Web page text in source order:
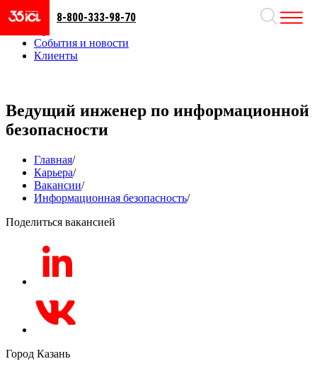
Направления
События и новости
Клиенты
8-800-333-98-70
Ведущий инженер по информационной
безопасности
Главная/
Карьера/
Вакансии/
Информационная безопасность/
Поделиться вакансией
Город Казань